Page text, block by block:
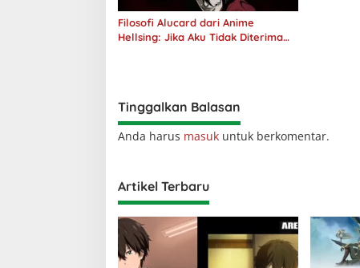
Filosofi Alucard dari Anime
Hellsing: Jika Aku Tidak Diterima
Tinggalkan Balasan
Anda harus masuk untuk berkomentar.
Artikel Terbaru